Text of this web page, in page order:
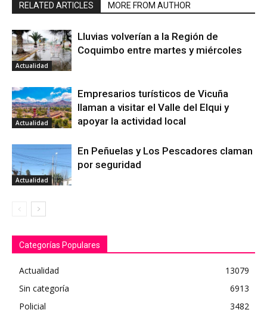
RELATED ARTICLES MORE FROM AUTHOR
Actualidad
Lluvias volverían a la Región de
Coquimbo entre martes y miércoles
Actualidad
Empresarios turísticos de Vicuña
llaman a visitar el Valle del Elqui y
apoyar la actividad local
Actualidad
En Peñuelas y Los Pescadores claman
por seguridad
Categorías Populares
Actualidad
13079
Sin categoría
6913
Policial
3482